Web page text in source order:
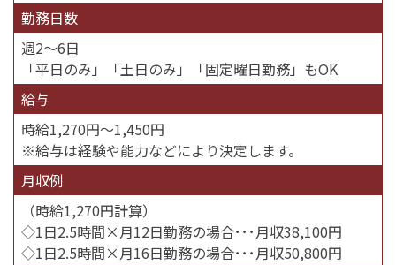
勤務日数
週2〜6日
「平日のみ」「土日のみ」「固定曜日勤務」もOK
給与
時給1,270円〜1,450円
※給与は経験や能力などにより決定します。
月収例
（時給1,270円計算）
◇1日2.5時間×月12日勤務の場合･･･月収38,100円
◇1日2.5時間×月16日勤務の場合･･･月収50,800円